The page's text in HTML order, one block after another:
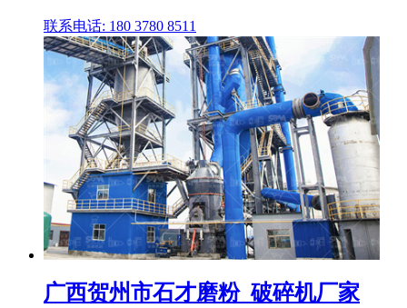
联系电话: 180 3780 8511
广西贺州市石才磨粉_破碎机厂家